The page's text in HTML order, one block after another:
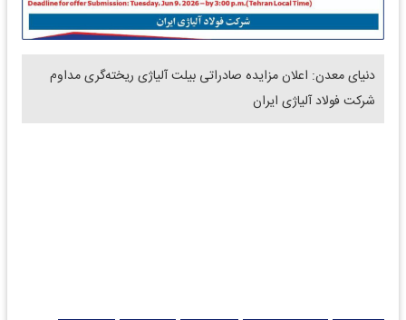
دنیای معدن: اعلان مزایده صادراتی بیلت آلیاژی ریخته‌گری مداوم
شرکت فولاد آلیاژی ایران